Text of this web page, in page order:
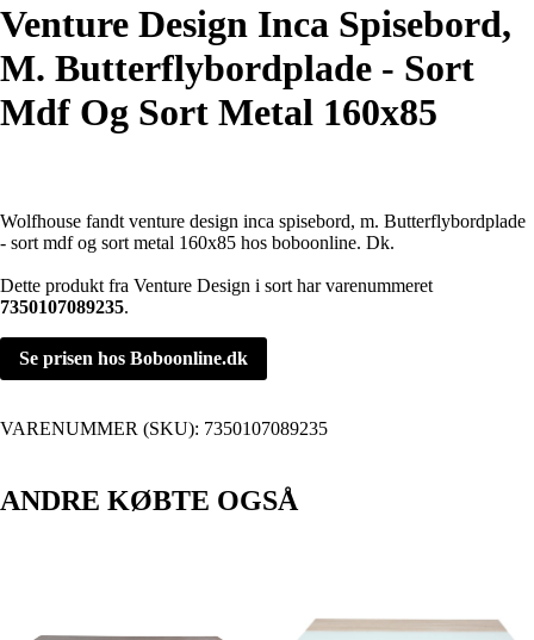
Venture Design Inca Spisebord,
M. Butterflybordplade - Sort
Mdf Og Sort Metal 160x85
Wolfhouse fandt venture design inca spisebord, m. Butterflybordplade
- sort mdf og sort metal 160x85 hos boboonline. Dk.
Dette produkt fra Venture Design i sort har varenummeret
7350107089235.
Se prisen hos Boboonline.dk
VARENUMMER (SKU): 7350107089235
ANDRE KØBTE OGSÅ